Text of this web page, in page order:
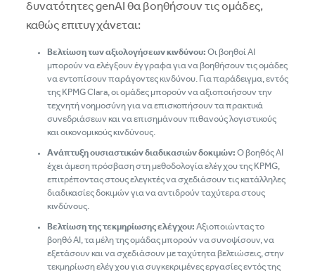
δυνατότητες genAI θα βοηθήσουν τις ομάδες,
καθώς επιτυγχάνεται:
Βελτίωση των αξιολογήσεων κινδύνου: Οι βοηθοί ΑΙ
μπορούν να ελέγξουν έγγραφα για να βοηθήσουν τις ομάδες
να εντοπίσουν παράγοντες κινδύνου. Για παράδειγμα, εντός
της KPMG Clara, οι ομάδες μπορούν να αξιοποιήσουν την
τεχνητή νοημοσύνη για να επισκοπήσουν τα πρακτικά
συνεδριάσεων και να επισημάνουν πιθανούς λογιστικούς
και οικονομικούς κινδύνους.
Ανάπτυξη ουσιαστικών διαδικασιών δοκιμών: Ο βοηθός ΑΙ
έχει άμεση πρόσβαση στη μεθοδολογία ελέγχου της KPMG,
επιτρέποντας στους ελεγκτές να σχεδιάσουν τις κατάλληλες
διαδικασίες δοκιμών για να αντιδρούν ταχύτερα στους
κινδύνους.
Βελτίωση της τεκμηρίωσης ελέγχου: Αξιοποιώντας το
βοηθό ΑΙ, τα μέλη της ομάδας μπορούν να συνοψίσουν, να
εξετάσουν και να σχεδιάσουν με ταχύτητα βελτιώσεις, στην
τεκμηρίωση ελέγχου για συγκεκριμένες εργασίες εντός της